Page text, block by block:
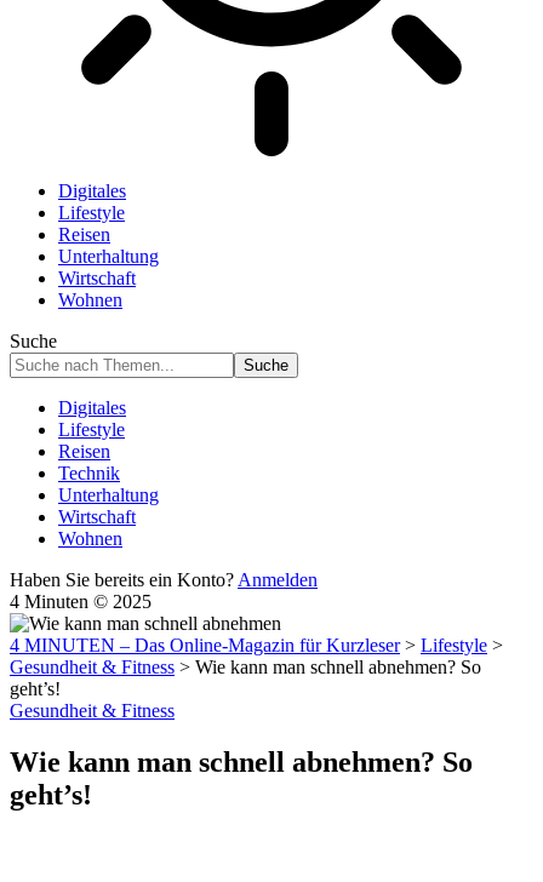
Digitales
Lifestyle
Reisen
Unterhaltung
Wirtschaft
Wohnen
Suche
Digitales
Lifestyle
Reisen
Technik
Unterhaltung
Wirtschaft
Wohnen
Haben Sie bereits ein Konto? Anmelden
4 Minuten © 2025
4 MINUTEN – Das Online-Magazin für Kurzleser> Lifestyle >
Gesundheit & Fitness > Wie kann man schnell abnehmen? So
geht’s!
Gesundheit & Fitness
Wie kann man schnell abnehmen? So
geht’s!